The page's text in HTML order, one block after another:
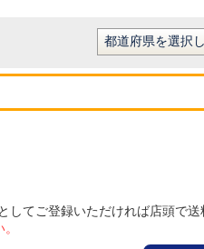
てご登録いただければ店頭で送